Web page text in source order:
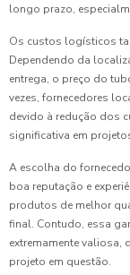
longo prazo,
Os custos logísticos
Dependendo da
entrega, o preço do
vezes, fornecedores
devido à redução dos
significativa em
A escolha do
boa reputação e
produtos de melhor
final. Contudo, essa
extremamente valiosa,
projeto em questão.